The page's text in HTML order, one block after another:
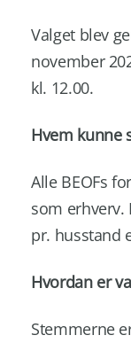
Valget blev
november
kl. 12.00.
Hvem kunne
Alle BEOFs
som erhverv.
pr. husstand
Hvordan er
Stemmerne